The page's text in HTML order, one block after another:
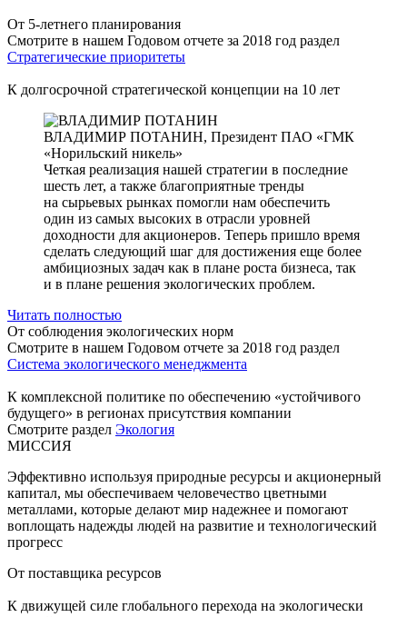
От 5-летнего планирования
Смотрите в нашем Годовом отчете за 2018 год раздел
Стратегические приоритеты
К долгосрочной стратегической концепции на 10 лет
ВЛАДИМИР ПОТАНИН, Президент ПАО «ГМК
«Норильский никель»
Четкая реализация нашей стратегии в последние
шесть лет, а также благоприятные тренды
на сырьевых рынках помогли нам обеспечить
один из самых высоких в отрасли уровней
доходности для акционеров. Теперь пришло время
сделать следующий шаг для достижения еще более
амбициозных задач как в плане роста бизнеса, так
и в плане решения экологических проблем.
Читать полностью
От соблюдения экологических норм
Смотрите в нашем Годовом отчете за 2018 год раздел
Система экологического менеджмента
К комплексной политике по обеспечению «устойчивого
будущего» в регионах присутствия компании
Смотрите раздел Экология
МИССИЯ
Эффективно используя природные ресурсы и акционерный
капитал, мы обеспечиваем человечество цветными
металлами, которые делают мир надежнее и помогают
воплощать надежды людей на развитие и технологический
прогресс
От поставщика ресурсов
К движущей силе глобального перехода на экологически